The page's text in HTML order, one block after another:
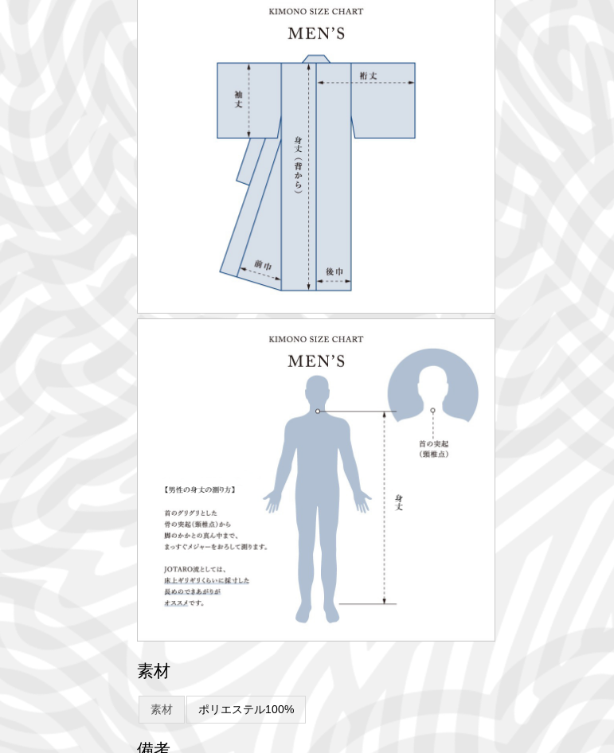
素材
素材 ポリエステル100%
備考